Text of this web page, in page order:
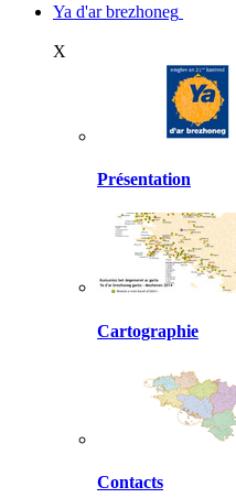
Ya d'ar brezhoneg
X
Présentation
Cartographie
Contacts